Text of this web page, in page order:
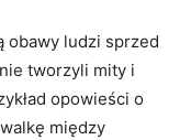
obawy ludzi sprzed
tworzyli mity i
opowieści o
między